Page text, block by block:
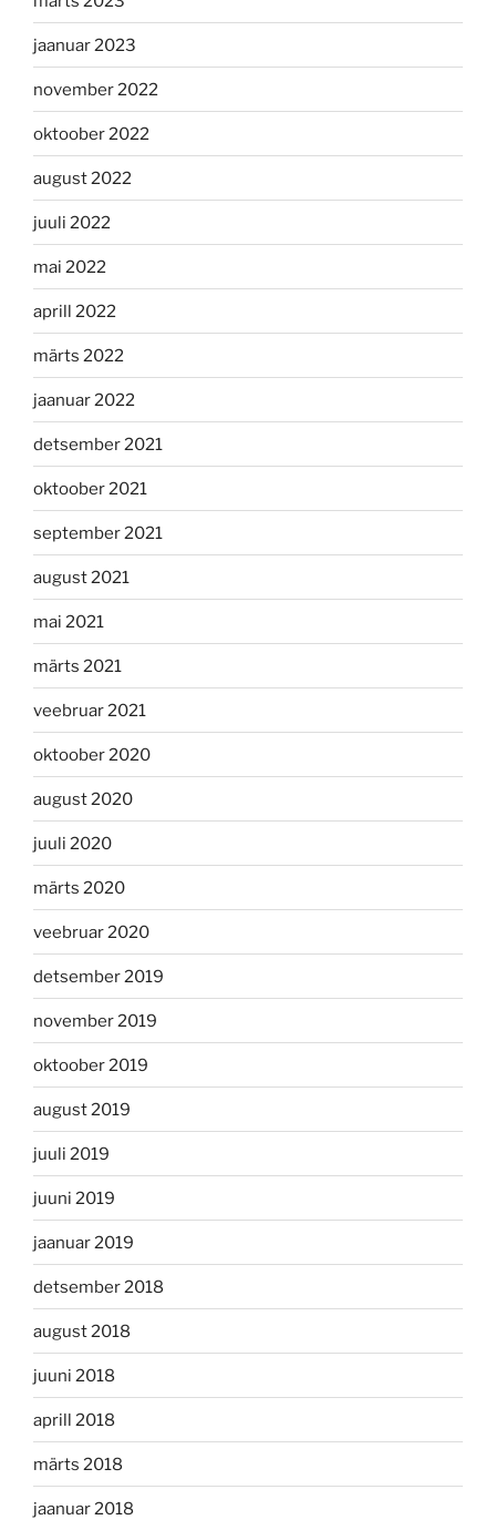
jaanuar 2023
november 2022
oktoober 2022
august 2022
juuli 2022
mai 2022
aprill 2022
märts 2022
jaanuar 2022
detsember 2021
oktoober 2021
september 2021
august 2021
mai 2021
märts 2021
veebruar 2021
oktoober 2020
august 2020
juuli 2020
märts 2020
veebruar 2020
detsember 2019
november 2019
oktoober 2019
august 2019
juuli 2019
juuni 2019
jaanuar 2019
detsember 2018
august 2018
juuni 2018
aprill 2018
märts 2018
jaanuar 2018